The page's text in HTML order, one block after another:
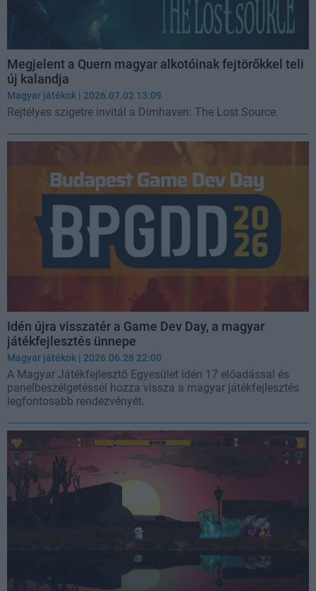
Megjelent a Quern magyar alkotóinak fejtörőkkel teli
új kalandja
Magyar játékok | 2026.07.02 13:09
Rejtélyes szigetre invitál a Dimhaven: The Lost Source.
Idén újra visszatér a Game Dev Day, a magyar
játékfejlesztés ünnepe
Magyar játékok | 2026.06.28 22:00
A Magyar Játékfejlesztő Egyesület idén 17 előadással és
panelbeszélgetéssel hozza vissza a magyar játékfejlesztés
legfontosabb rendezvényét.